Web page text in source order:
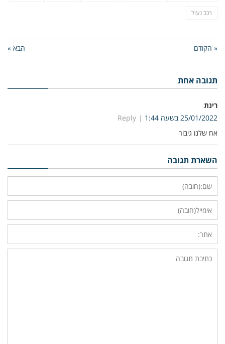
רכב נעול
« הקודם הבא »
תגובה אחת
רינת
25/01/2022 בשעה 1:44
Reply
אח שלנו גיבור
השארת תגובה